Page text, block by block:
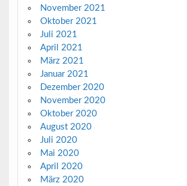
November 2021
Oktober 2021
Juli 2021
April 2021
März 2021
Januar 2021
Dezember 2020
November 2020
Oktober 2020
August 2020
Juli 2020
Mai 2020
April 2020
März 2020